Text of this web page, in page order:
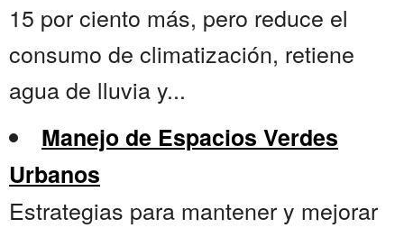
15 por ciento más, pero reduce el
consumo de climatización, retiene
agua de lluvia y...
Manejo de Espacios Verdes
Urbanos
Estrategias para mantener y mejorar